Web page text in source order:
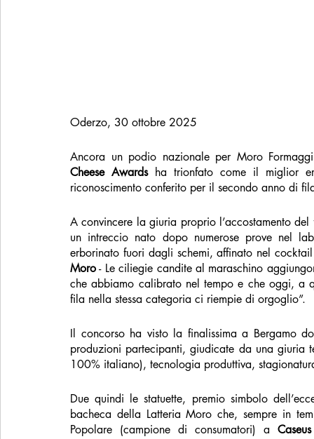
Oderzo, 30 ottobre 2025
Ancora un podio nazionale per Moro
Cheese Awards ha trionfato come il miglior
riconoscimento conferito per il secondo anno di
A convincere la giuria proprio l’accostamento
un intreccio nato dopo numerose prove nel
erborinato fuori dagli schemi, affinato nel
Moro - Le ciliegie candite al maraschino
che abbiamo calibrato nel tempo e che oggi, a
fila nella stessa categoria ci riempie di orgoglio”.
Il concorso ha visto la finalissima a Bergamo
produzioni partecipanti, giudicate da una giuria
100% italiano), tecnologia produttiva,
Due quindi le statuette, premio simbolo
bacheca della Latteria Moro che, sempre in
Popolare (campione di consumatori) a